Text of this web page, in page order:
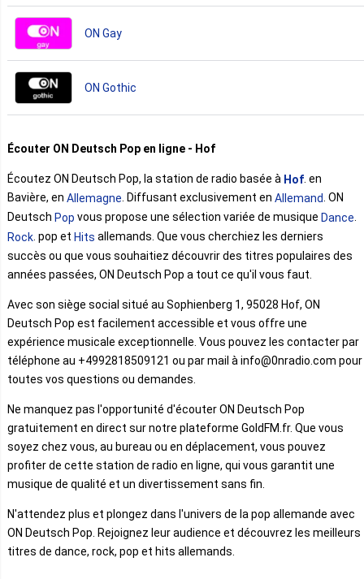
ON Gay
ON Gothic
Écouter ON Deutsch Pop en ligne - Hof
Écoutez ON Deutsch Pop, la station de radio basée à Hof . en
Bavière, en Allemagne. Diffusant exclusivement en Allemand. ON
Deutsch Pop vous propose une sélection variée de musique Dance
Rock . pop et Hits allemands. Que vous cherchiez les derniers
succès ou que vous souhaitiez découvrir des titres populaires des
années passées, ON Deutsch Pop a tout ce qu'il vous faut.
Avec son siège social situé au Sophienberg 1, 95028 Hof, ON
Deutsch Pop est facilement accessible et vous offre une
expérience musicale exceptionnelle. Vous pouvez les contacter par
téléphone au +4992818509121 ou par mail à info@0nradio.com pour
toutes vos questions ou demandes.
Ne manquez pas l'opportunité d'écouter ON Deutsch Pop
gratuitement en direct sur notre plateforme GoldFM.fr. Que vous
soyez chez vous, au bureau ou en déplacement, vous pouvez
profiter de cette station de radio en ligne, qui vous garantit une
musique de qualité et un divertissement sans fin.
N'attendez plus et plongez dans l'univers de la pop allemande avec
ON Deutsch Pop. Rejoignez leur audience et découvrez les meilleurs
titres de dance, rock, pop et hits allemands.